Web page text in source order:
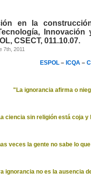
en la
CSECT, 011.10.07.
7th, 2011
ESPOL– ICQA–
"La ignorancia afirma o
ciencia sin religión está coja
veces la gente no sabe lo
ignorancia no es la ausencia